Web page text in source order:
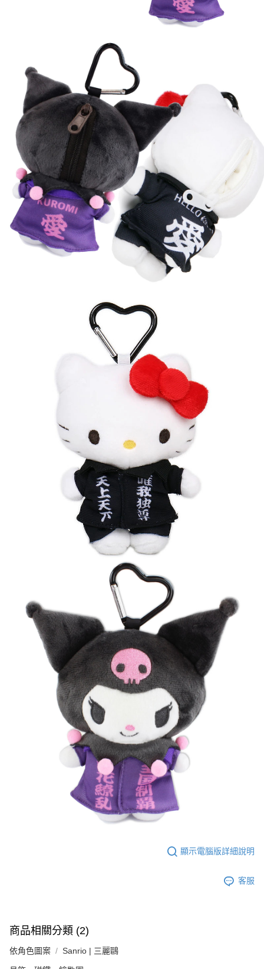
顯示電腦版詳細說明
客服
商品相關分類 (2)
依角色圖案 Sanrio | 三麗鷗